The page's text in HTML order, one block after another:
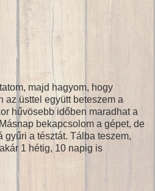
majd hagyom, hogy
az üsttel együtt beteszem a
hűvösebb időben maradhat a
bekapcsolom a gépet, de
gyűri a tésztát. Tálba teszem,
1 hétig, 10 napig is